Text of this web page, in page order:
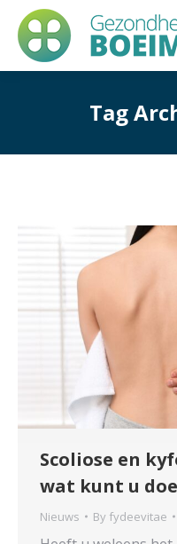
Tag
Scoliose en
wat kunt u
Nieuws By fydeevitae